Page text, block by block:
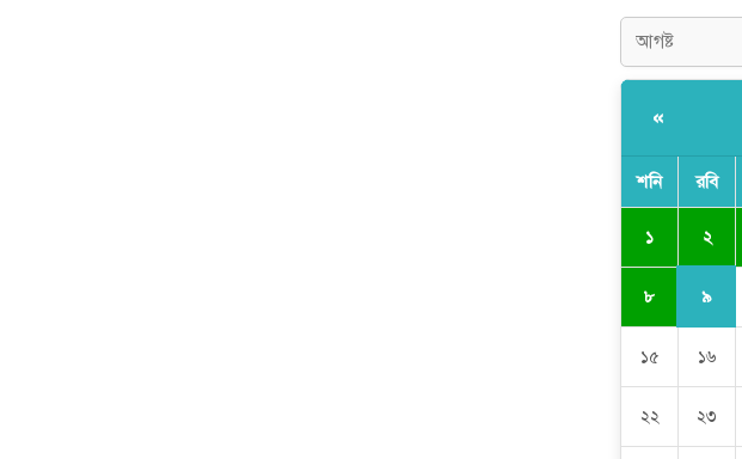
«
শনি রবি
১ ২
৮ ৯
১৫ ১৬
২২ ২৩